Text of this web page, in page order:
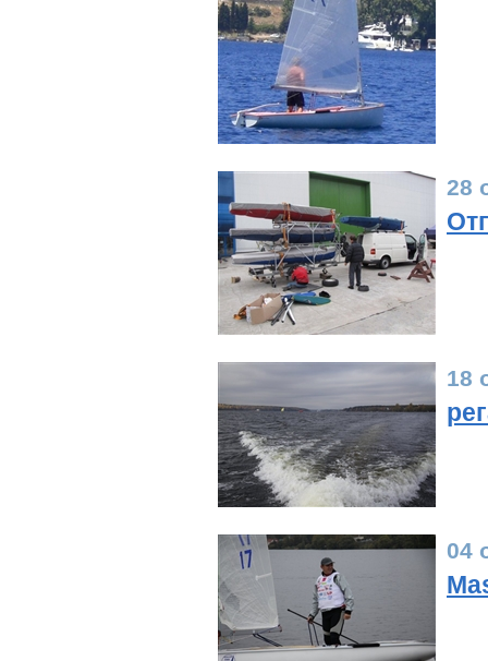
28
18
04